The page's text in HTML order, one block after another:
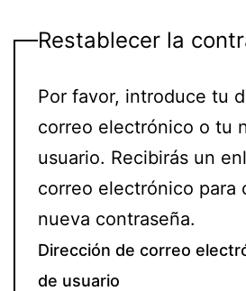
Restablecer la
Por favor, introduce tu
correo electrónico o tu
usuario. Recibirás un
correo electrónico para
nueva contraseña.
Dirección de correo
de usuario